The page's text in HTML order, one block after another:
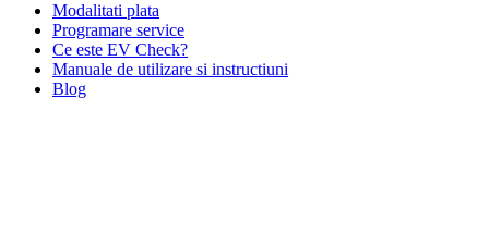
Modalitati plata
Programare service
Ce este EV Check?
Manuale de utilizare si instructiuni
Blog